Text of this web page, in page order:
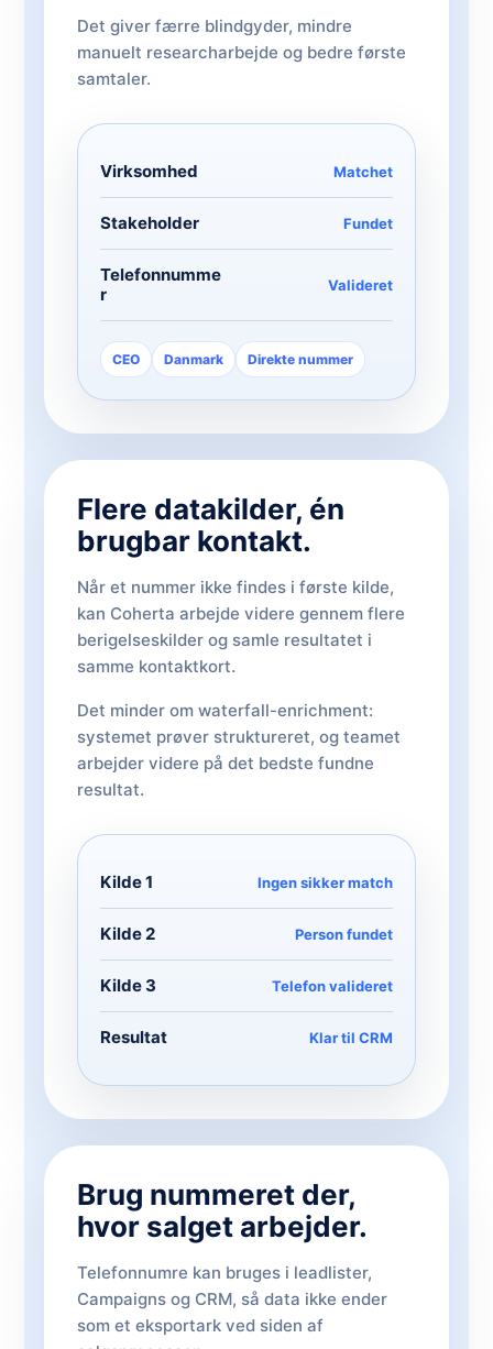
Det giver færre blindgyder, mindre
manuelt researcharbejde og bedre første
samtaler.
Virksomhed Matchet
Stakeholder Fundet
Telefonnumme
r
Valideret
CEO Danmark Direkte nummer
Flere datakilder, én
brugbar kontakt.
Når et nummer ikke findes i første kilde,
kan Coherta arbejde videre gennem flere
berigelseskilder og samle resultatet i
samme kontaktkort.
Det minder om waterfall-enrichment:
systemet prøver struktureret, og teamet
arbejder videre på det bedste fundne
resultat.
Kilde 1 Ingen sikker match
Kilde 2 Person fundet
Kilde 3 Telefon valideret
Resultat Klar til CRM
Brug nummeret der,
hvor salget arbejder.
Telefonnumre kan bruges i leadlister,
Campaigns og CRM, så data ikke ender
som et eksportark ved siden af